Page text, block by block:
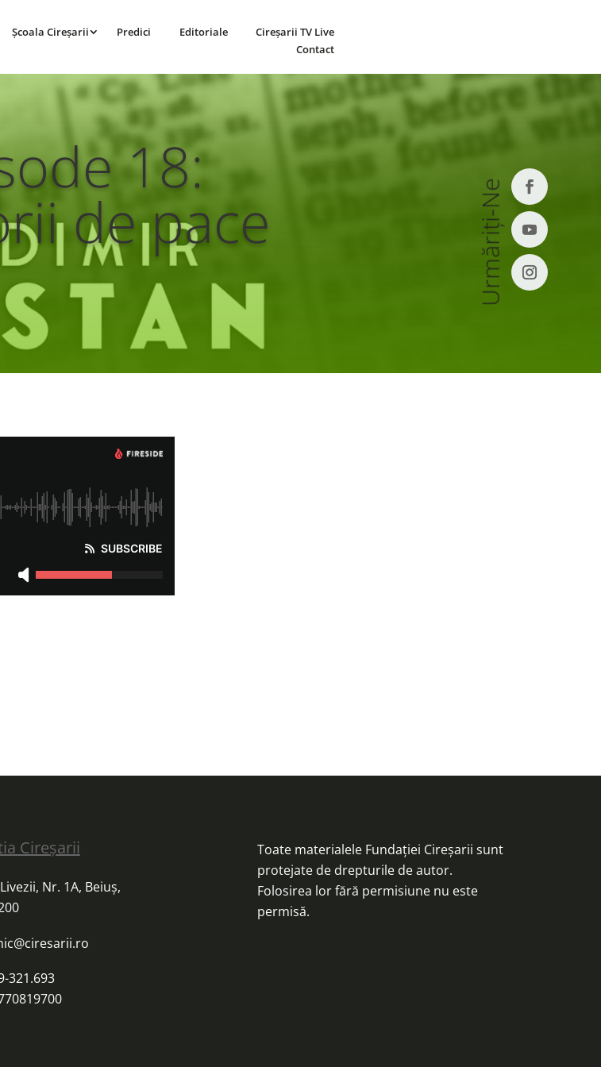
Școala Cireșarii Predici Editoriale
Cireșarii TV Live
Contact
18:
de pace Urmăriți-Ne
Cireșarii
Nr. 1A, Beiuș,
321.693
Toate materialele Fundației Cireșarii sunt
protejate de drepturile de autor.
Folosirea lor fără permisiune nu este
permisă.